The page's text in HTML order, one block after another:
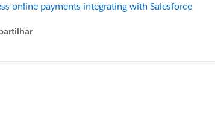
online payments integrating with Salesforce
menu